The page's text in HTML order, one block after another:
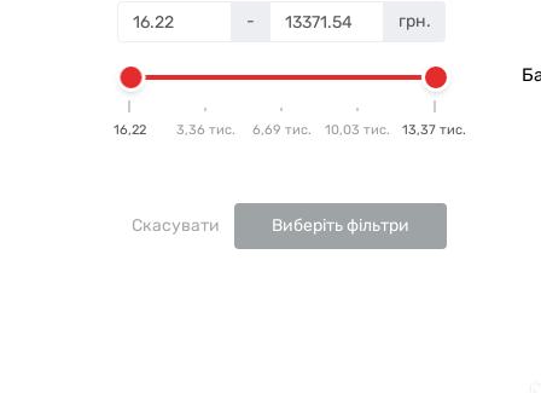
- грн.
16,22 3,36 тис. 6,69 тис. 10,03 тис. 13,37 тис.
Скасувати Виберіть фільтри